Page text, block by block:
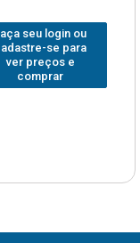
seu login ou
se para
ver preços e
comprar